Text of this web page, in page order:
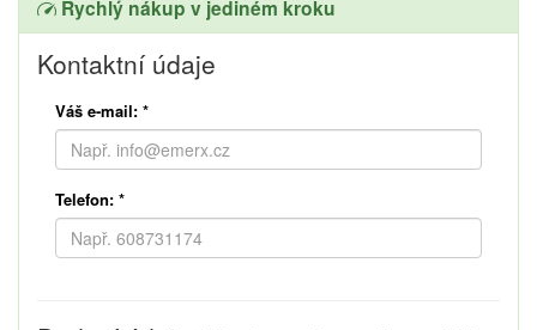
Rychlý nákup v jediném kroku
Kontaktní údaje
Váš e-mail: *
Telefon: *